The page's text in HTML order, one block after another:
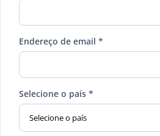
Endereço de email *
Selecione o país *